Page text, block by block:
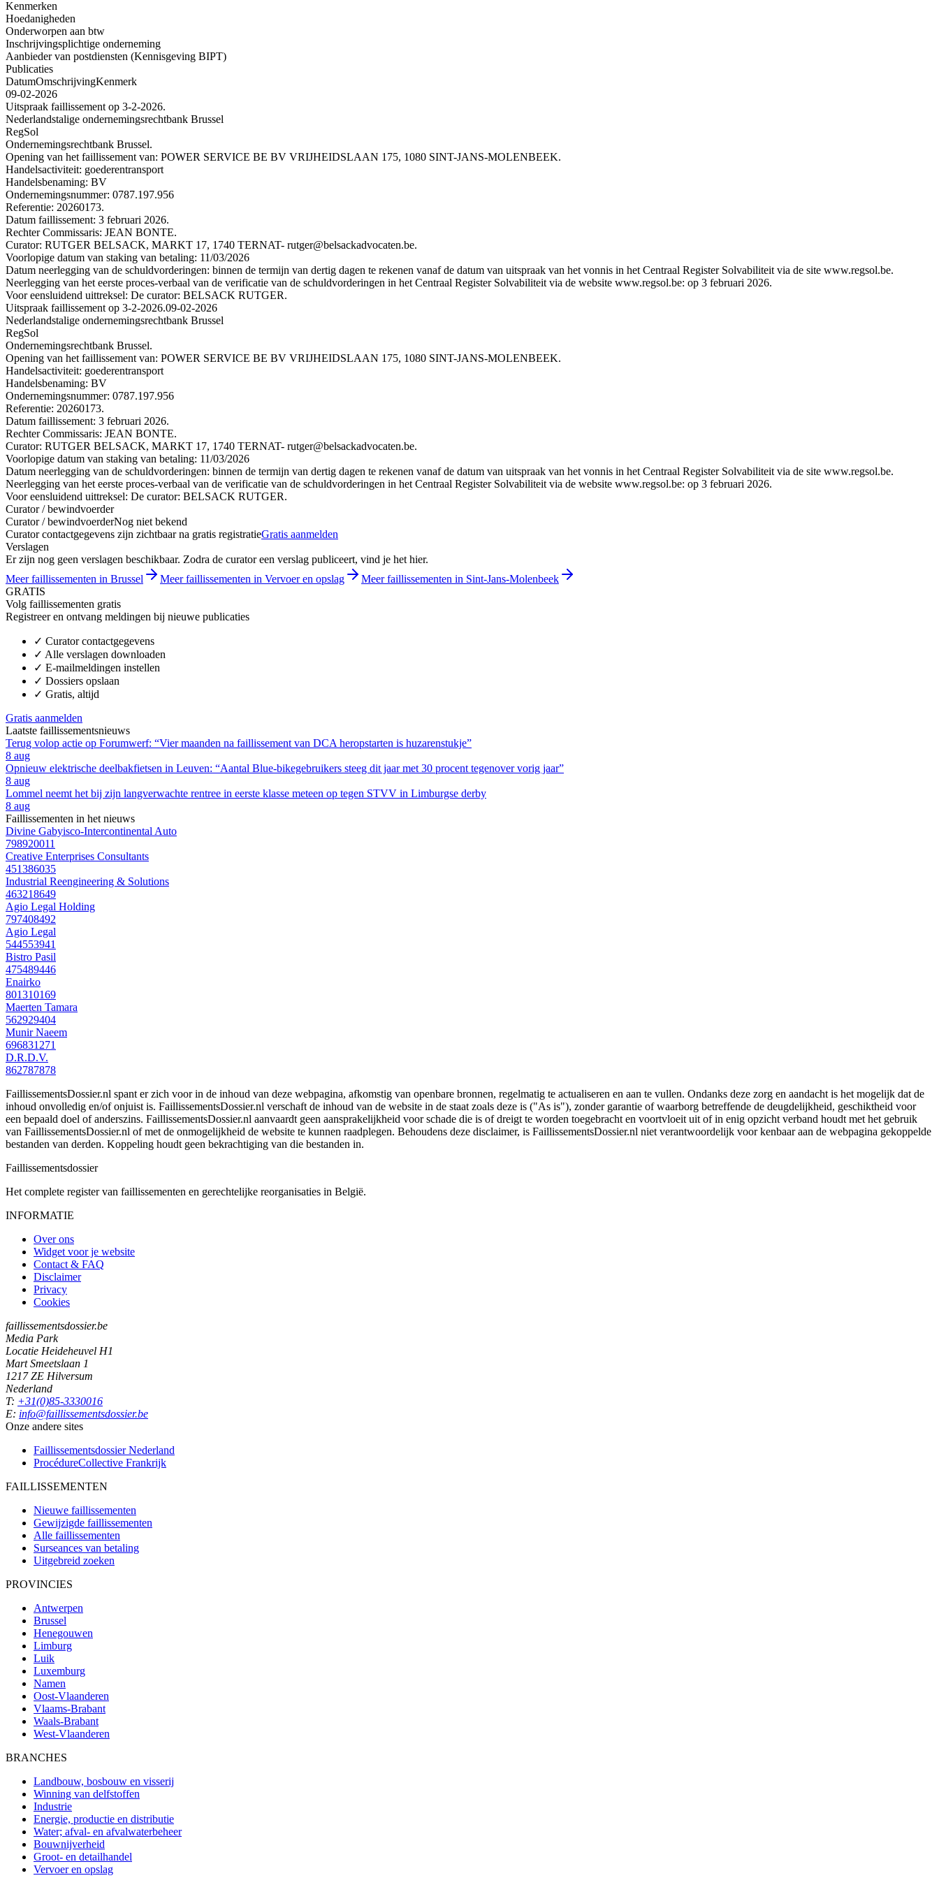
Kenmerken
Hoedanigheden
Onderworpen aan btw
Inschrijvingsplichtige onderneming
Aanbieder van postdiensten (Kennisgeving BIPT)
Publicaties
DatumOmschrijvingKenmerk
09-02-2026
Uitspraak faillissement op 3-2-2026.
Nederlandstalige ondernemingsrechtbank Brussel
RegSol
Ondernemingsrechtbank Brussel.
Opening van het faillissement van: POWER SERVICE BE BV VRIJHEIDSLAAN 175, 1080 SINT-JANS-MOLENBEEK.
Handelsactiviteit: goederentransport
Handelsbenaming: BV
Ondernemingsnummer: 0787.197.956
Referentie: 20260173.
Datum faillissement: 3 februari 2026.
Rechter Commissaris: JEAN BONTE.
Curator: RUTGER BELSACK, MARKT 17, 1740 TERNAT- rutger@belsackadvocaten.be.
Voorlopige datum van staking van betaling: 11/03/2026
Datum neerlegging van de schuldvorderingen: binnen de termijn van dertig dagen te rekenen vanaf de datum van uitspraak van het vonnis in het Centraal Register Solvabiliteit via de site www.regsol.be.
Neerlegging van het eerste proces-verbaal van de verificatie van de schuldvorderingen in het Centraal Register Solvabiliteit via de website www.regsol.be: op 3 februari 2026.
Voor eensluidend uittreksel: De curator: BELSACK RUTGER.
Uitspraak faillissement op 3-2-2026.09-02-2026
Nederlandstalige ondernemingsrechtbank Brussel
RegSol
Ondernemingsrechtbank Brussel.
Opening van het faillissement van: POWER SERVICE BE BV VRIJHEIDSLAAN 175, 1080 SINT-JANS-MOLENBEEK.
Handelsactiviteit: goederentransport
Handelsbenaming: BV
Ondernemingsnummer: 0787.197.956
Referentie: 20260173.
Datum faillissement: 3 februari 2026.
Rechter Commissaris: JEAN BONTE.
Curator: RUTGER BELSACK, MARKT 17, 1740 TERNAT- rutger@belsackadvocaten.be.
Voorlopige datum van staking van betaling: 11/03/2026
Datum neerlegging van de schuldvorderingen: binnen de termijn van dertig dagen te rekenen vanaf de datum van uitspraak van het vonnis in het Centraal Register Solvabiliteit via de site www.regsol.be.
Neerlegging van het eerste proces-verbaal van de verificatie van de schuldvorderingen in het Centraal Register Solvabiliteit via de website www.regsol.be: op 3 februari 2026.
Voor eensluidend uittreksel: De curator: BELSACK RUTGER.
Curator / bewindvoerder
Curator / bewindvoerderNog niet bekend
Curator contactgegevens zijn zichtbaar na gratis registratieGratis aanmelden
Verslagen
Er zijn nog geen verslagen beschikbaar. Zodra de curator een verslag publiceert, vind je het hier.
Meer faillissementen in Brussel
Meer faillissementen in Vervoer en opslag
Meer faillissementen in Sint-Jans-Molenbeek
GRATIS
Volg faillissementen gratis
Registreer en ontvang meldingen bij nieuwe publicaties
✓ Curator contactgegevens
✓ Alle verslagen downloaden
✓ E-mailmeldingen instellen
✓ Dossiers opslaan
✓ Gratis, altijd
Gratis aanmelden
Laatste faillissementsnieuws
Terug volop actie op Forumwerf: “Vier maanden na faillissement van DCA heropstarten is huzarenstukje”
8 aug
Opnieuw elektrische deelbakfietsen in Leuven: “Aantal Blue-bikegebruikers steeg dit jaar met 30 procent tegenover vorig jaar”
8 aug
Lommel neemt het bij zijn langverwachte rentree in eerste klasse meteen op tegen STVV in Limburgse derby
8 aug
Faillissementen in het nieuws
Divine Gabyisco-Intercontinental Auto
798920011
Creative Enterprises Consultants
451386035
Industrial Reengineering & Solutions
463218649
Agio Legal Holding
797408492
Agio Legal
544553941
Bistro Pasil
475489446
Enairko
801310169
Maerten Tamara
562929404
Munir Naeem
696831271
D.R.D.V.
862787878
FaillissementsDossier.nl spant er zich voor in de inhoud van deze webpagina, afkomstig van openbare bronnen, regelmatig te actualiseren en aan te vullen. Ondanks deze zorg en aandacht is het mogelijk dat de
inhoud onvolledig en/of onjuist is. FaillissementsDossier.nl verschaft de inhoud van de website in de staat zoals deze is ("As is"), zonder garantie of waarborg betreffende de deugdelijkheid, geschiktheid voor
een bepaald doel of anderszins. FaillissementsDossier.nl aanvaardt geen aansprakelijkheid voor schade die is of dreigt te worden toegebracht en voortvloeit uit of in enig opzicht verband houdt met het gebruik
van FaillissementsDossier.nl of met de onmogelijkheid de website te kunnen raadplegen. Behoudens deze disclaimer, is FaillissementsDossier.nl niet verantwoordelijk voor kenbaar aan de webpagina gekoppelde
bestanden van derden. Koppeling houdt geen bekrachtiging van die bestanden in.
Faillissementsdossier
Het complete register van faillissementen en gerechtelijke reorganisaties in België.
INFORMATIE
Over ons
Widget voor je website
Contact & FAQ
Disclaimer
Privacy
Cookies
faillissementsdossier.be
Media Park
Locatie Heideheuvel H1
Mart Smeetslaan 1
1217 ZE Hilversum
Nederland
T: +31(0)85-3330016
E: info@faillissementsdossier.be
Onze andere sites
Faillissementsdossier Nederland
ProcédureCollective Frankrijk
FAILLISSEMENTEN
Nieuwe faillissementen
Gewijzigde faillissementen
Alle faillissementen
Surseances van betaling
Uitgebreid zoeken
PROVINCIES
Antwerpen
Brussel
Henegouwen
Limburg
Luik
Luxemburg
Namen
Oost-Vlaanderen
Vlaams-Brabant
Waals-Brabant
West-Vlaanderen
BRANCHES
Landbouw, bosbouw en visserij
Winning van delfstoffen
Industrie
Energie, productie en distributie
Water; afval- en afvalwaterbeheer
Bouwnijverheid
Groot- en detailhandel
Vervoer en opslag